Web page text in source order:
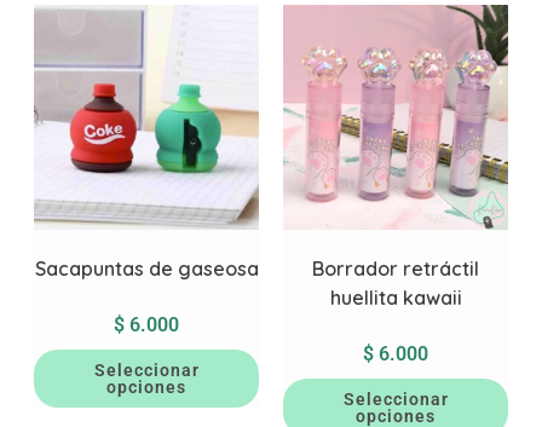
Sacapuntas de gaseosa
$ 6.000
Seleccionar
opciones
Borrador retráctil
huellita kawaii
$ 6.000
Seleccionar
opciones